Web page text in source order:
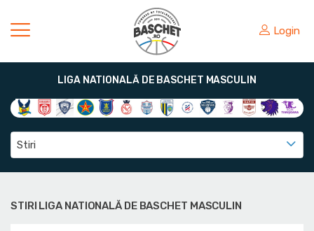
Login
LIGA NATIONALĂ DE BASCHET MASCULIN
Stiri
STIRI LIGA NATIONALĂ DE BASCHET MASCULIN